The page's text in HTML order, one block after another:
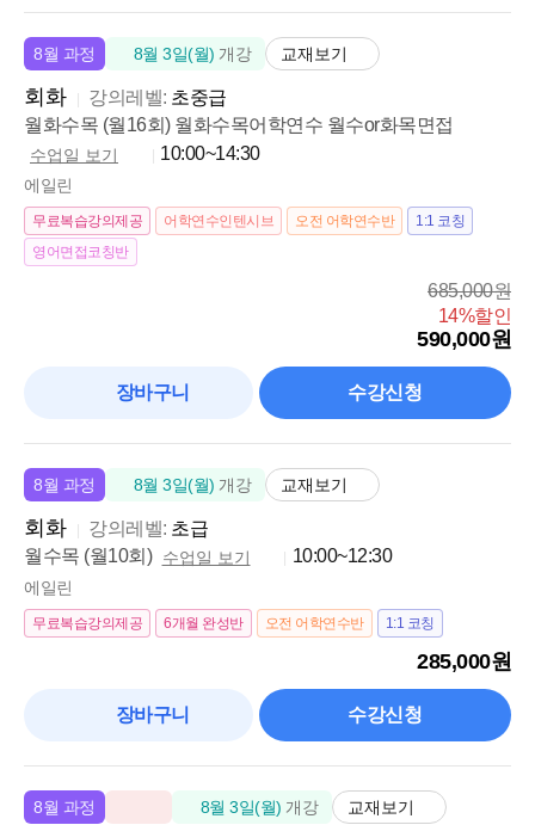
8월 과정 8월 3일(월) 개강 교재보기
회화 강의레벨: 초중급
월화수목 (월16회) 월화수목어학연수 월수or화목면접
수업일 보기 10:00~14:30
에일린
무료복습강의제공 어학연수인텐시브 오전 어학연수반
1:1 코칭
영어면접코칭반
685,000원
14%할인
590,000원
장바구니 수강신청
8월 과정 8월 3일(월) 개강 교재보기
회화 강의레벨: 초급
월수목 (월10회) 수업일 보기 10:00~12:30
에일린
무료복습강의제공 6개월 완성반 오전 어학연수반 1:1 코칭
285,000원
장바구니 수강신청
8월 과정 8월 3일(월) 개강 교재보기